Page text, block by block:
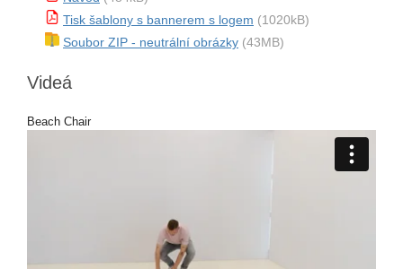
Tisk šablony s bannerem s logem (1020kB)
Soubor ZIP - neutrální obrázky (43MB)
Videá
Beach Chair